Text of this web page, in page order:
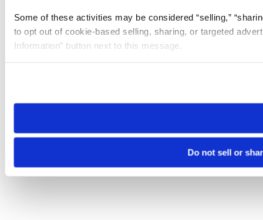
Some of these activities may be considered “selling,”
to opt out of cookie-based selling, sharing, or targeted
Information” button next to this message.
need to be set again.
Do not sell or